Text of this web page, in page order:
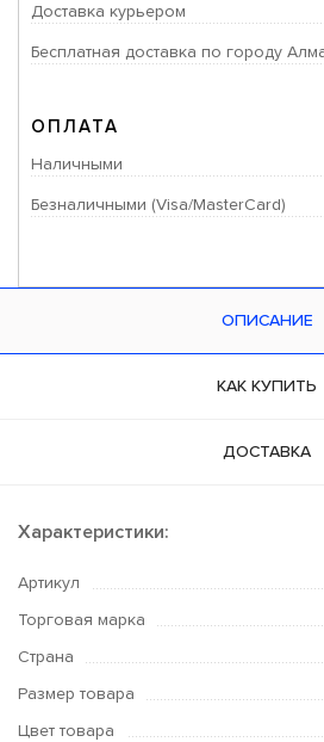
Доставка курьером
Бесплатная доставка по городу
ОПЛАТА
Наличными
Безналичными (Visa/MasterCard)
ОПИСАНИЕ
КАК КУПИТЬ
ДОСТАВКА
Характеристики:
Артикул
Торговая марка
Страна
Размер товара
Цвет товара